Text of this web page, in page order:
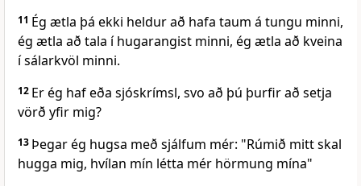
11 Ég ætla þá ekki heldur að hafa taum á tungu minni,
ég ætla að tala í hugarangist minni, ég ætla að kveina
í sálarkvöl minni.
12 Er ég haf eða sjóskrímsl, svo að þú þurfir að setja
vörð yfir mig?
13 Þegar ég hugsa með sjálfum mér: "Rúmið mitt skal
hugga mig, hvílan mín létta mér hörmung mína"